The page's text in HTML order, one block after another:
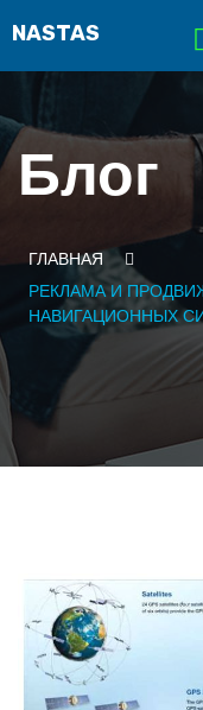
Блог
ГЛАВНАЯ
РЕКЛАМА И
НАВИГАЦИОННЫХ